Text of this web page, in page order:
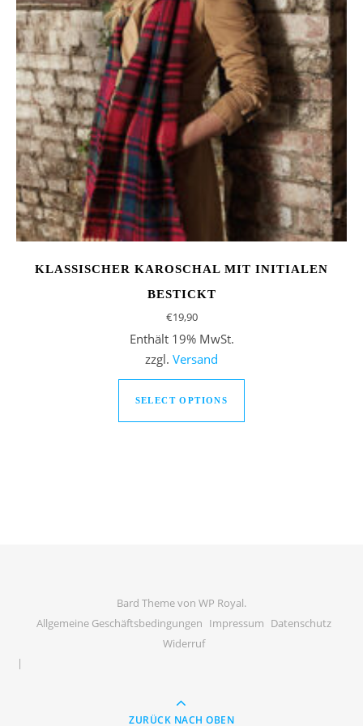
KLASSISCHER KAROSCHAL MIT INITIALEN
BESTICKT
€19,90
Enthält 19% MwSt.
zzgl. Versand
SELECT OPTIONS
Dieses Produkt
Bard Theme von WP Royal.
Allgemeine Geschäftsbedingungen Impressum Datenschutz
Widerruf
ZURÜCK NACH OBEN